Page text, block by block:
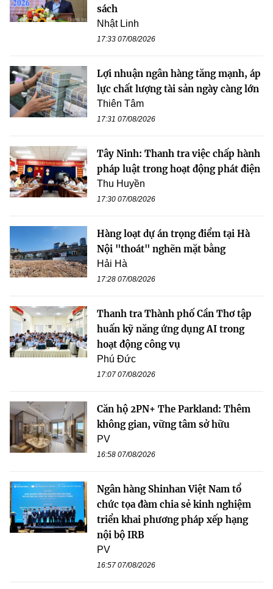
sách
Nhật Linh
17:33 07/08/2026
Lợi nhuận ngân hàng tăng mạnh, áp
lực chất lượng tài sản ngày càng lớn
Thiên Tâm
17:31 07/08/2026
Tây Ninh: Thanh tra việc chấp hành
pháp luật trong hoạt động phát điện
Thu Huyền
17:30 07/08/2026
Hàng loạt dự án trọng điểm tại Hà
Nội "thoát" nghẽn mặt bằng
Hải Hà
17:28 07/08/2026
Thanh tra Thành phố Cần Thơ tập
huấn kỹ năng ứng dụng AI trong
hoạt động công vụ
Phú Đức
17:07 07/08/2026
Căn hộ 2PN+ The Parkland: Thêm
không gian, vững tâm sở hữu
PV
16:58 07/08/2026
Ngân hàng Shinhan Việt Nam tổ
chức tọa đàm chia sẻ kinh nghiệm
triển khai phương pháp xếp hạng
nội bộ IRB
PV
16:57 07/08/2026